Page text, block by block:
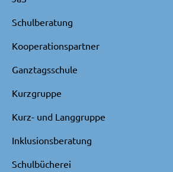
Schulberatung
Kooperationspartner
Ganztagsschule
Kurzgruppe
Kurz- und Langgruppe
Inklusionsberatung
Schulbücherei